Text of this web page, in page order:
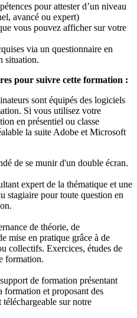
pour attester d’un niveau
avancé ou expert)
vous pouvez afficher sur votre
via un questionnaire en
situation.
pour suivre cette formation :
sont équipés des logiciels
Si vous utilisez votre
en présentiel ou classe
la suite Adobe et Microsoft
de se munir d'un double écran.
expert de la thématique et une
stagiaire pour toute question en
de théorie, de
mise en pratique grâce à de
collectifs. Exercices, études de
formation.
de formation présentant
formation et proposant des
sur notre